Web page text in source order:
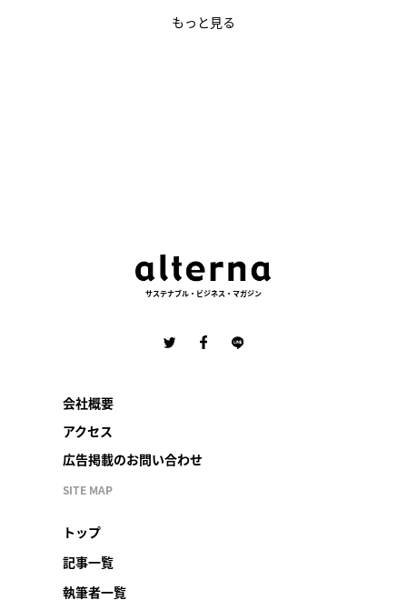
もっと見る
サステナブル・ビジネス・マガジン
会社概要
アクセス
広告掲載のお問い合わせ
SITE MAP
トップ
記事一覧
執筆者一覧